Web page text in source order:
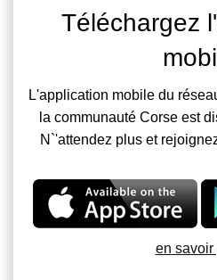
Téléchargez
L'application mobile du
la communauté Corse est
N`'attendez plus et
en savoir